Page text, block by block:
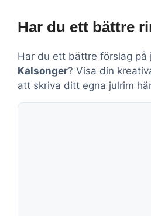
Har du ett bättre
Har du ett bättre förslag på
Kalsonger? Visa din
att skriva ditt egna julrim
Kommentar